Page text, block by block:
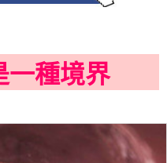
一種境界